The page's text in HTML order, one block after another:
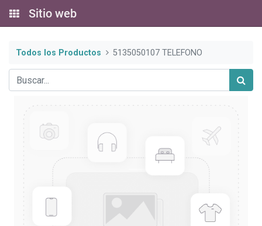
Sitio web
Todos los Productos 5135050107 TELEFONO